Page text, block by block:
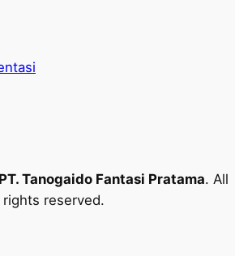
PT. Tanogaido Fantasi Pratama. All
rights reserved.